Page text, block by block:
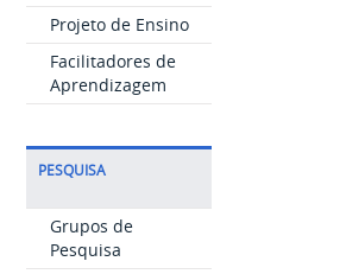
Projeto de Ensino
Facilitadores de
Aprendizagem
PESQUISA
Grupos de
Pesquisa